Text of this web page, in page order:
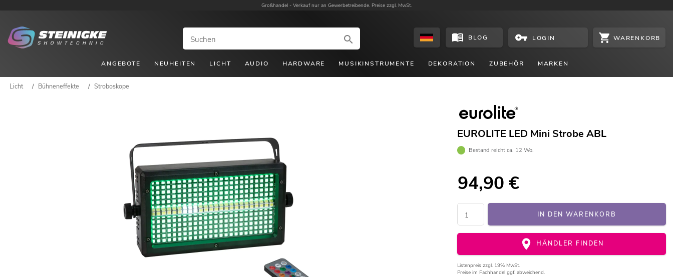
Großhandel - Verkauf nur an Gewerbetreibende. Preise zzgl. MwSt.
BLOG LOGIN WARENKORB
ANGEBOTE NEUHEITEN LICHT AUDIO HARDWARE MUSIKINSTRUMENTE DEKORATION ZUBEHÖR MARKEN
Licht / Bühneneffekte / Stroboskope
EUROLITE LED Mini Strobe ABL
Bestand reicht ca. 12 Wo.
94,90 €
IN DEN WARENKORB
HÄNDLER FINDEN
Listenpreis zzgl. 19% MwSt.
Preise im Fachhandel ggf. abweichend.